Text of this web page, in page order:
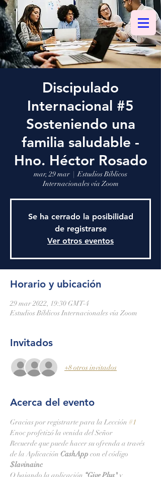
Discipulado
Internacional #5
Sosteniendo una
familia saludable -
Hno. Héctor Rosado
mar, 29 mar
  |
Estudios Bíblicos
Internacionales vía Zoom
Se ha cerrado la posibilidad
de registrarse
Ver otros eventos
Horario y ubicación
29 mar 2022, 19:30 GMT-4
Estudios Bíblicos Internacionales vía Zoom
Invitados
+8 otros invitados
Acerca del evento
Gracias por registrarte para la Lección #1
Enoc profetizó la venida del Señor
Recuerde que puede hacer su ofrenda a través
de la Aplicación CashApp con el código
$lavinainc
O bajando la aplicación “Give Plus" y